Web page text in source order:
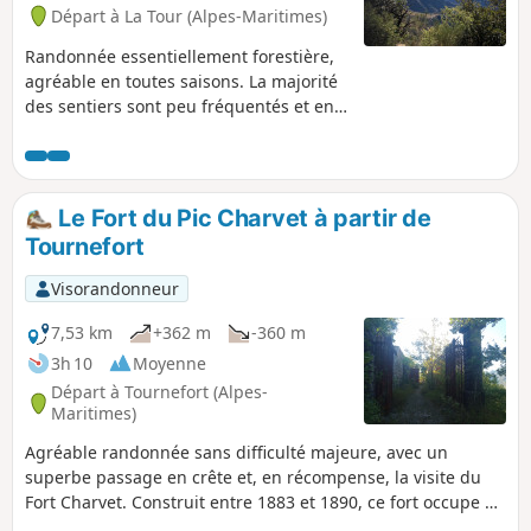
Départ à La Tour (Alpes-Maritimes)
Randonnée essentiellement forestière,
agréable en toutes saisons. La majorité
des sentiers sont peu fréquentés et en
modéré. Le point (7) vous offrira un
beau panorama sur la vallée du Var, le
Vial et sur la Madone d'Utelle.
Le Fort du Pic Charvet à partir de
Tournefort
Visorandonneur
7,53 km
+362 m
-360 m
3h 10
Moyenne
Départ à Tournefort (Alpes-
Maritimes)
Agréable randonnée sans difficulté majeure, avec un
superbe passage en crête et, en récompense, la visite du
Fort Charvet. Construit entre 1883 et 1890, ce fort occupe un